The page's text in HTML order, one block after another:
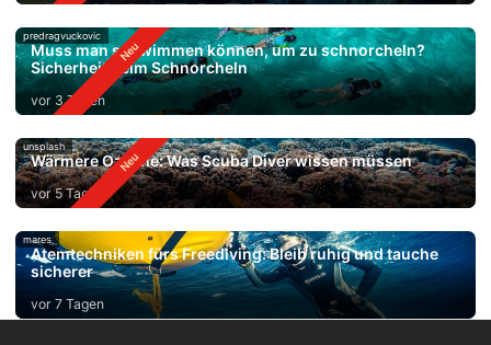
predragvuckovic
Muss man schwimmen können, um zu schnorcheln?
Sicherheit beim Schnorcheln
vor 3 Tagen
unsplash
Wärmere Ozeane: Was Scuba Diver wissen müssen
vor 5 Tagen
mares
Atemtechniken fürs Freediving: Bleib ruhig und tauche
sicherer
vor 7 Tagen